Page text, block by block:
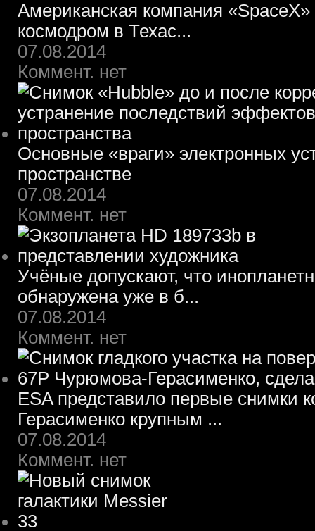
Американская компания
космодром в Техас...
07.08.2014
Коммент. нет
Основные «враги» электронных
пространстве
07.08.2014
Коммент. нет
Учёные допускают, что
обнаружена уже в б...
07.08.2014
Коммент. нет
ESA представило первые снимки
Герасименко крупным ...
07.08.2014
Коммент. нет